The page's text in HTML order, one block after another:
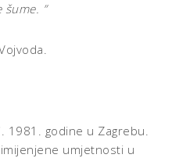
šume. ”
1981. godine u Zagrebu.
umjetnosti u